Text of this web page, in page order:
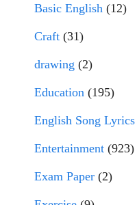
Basic English (12)
Craft (31)
drawing (2)
Education (195)
English Song Lyrics
Entertainment (923)
Exam Paper (2)